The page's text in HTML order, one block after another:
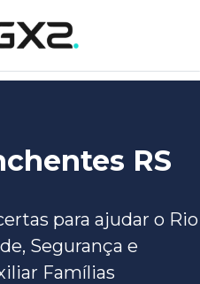
RS
para ajudar o Rio
Segurança e
Famílias